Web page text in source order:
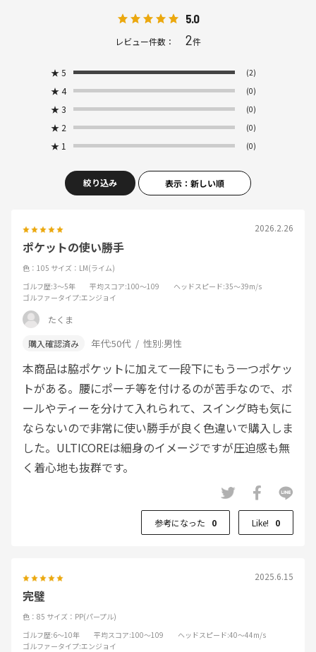
5.0
レビュー件数： 2件
★ 5 (2)
★ 4 (0)
★ 3 (0)
★ 2 (0)
★ 1 (0)
絞り込み 表示：新しい順
2026.2.26
ポケットの使い勝手
色：105 サイズ：LM(ライム)
ゴルフ歴:3～5年 平均スコア:100～109 ヘッドスピード:35～39m/s
ゴルファータイプ:エンジョイ
たくま
年代:50代 性別:男性
本商品は脇ポケットに加えて一段下にもう一つポケッ
トがある。腰にポーチ等を付けるのが苦手なので、ボ
ールやティーを分けて入れられて、スイング時も気に
ならないので非常に使い勝手が良く色違いで購入しま
した。ULTICOREは細身のイメージですが圧迫感も無
く着心地も抜群です。
参考になった 0 Like! 0
2025.6.15
完璧
色：85 サイズ：PP(パープル)
ゴルフ歴:6～10年 平均スコア:100～109 ヘッドスピード:40～44m/s
ゴルファータイプ:エンジョイ